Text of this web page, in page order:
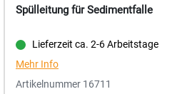
Spülleitung für Sedimentfalle
Lieferzeit ca. 2-6 Arbeitstage
Mehr Info
Artikelnummer 16711